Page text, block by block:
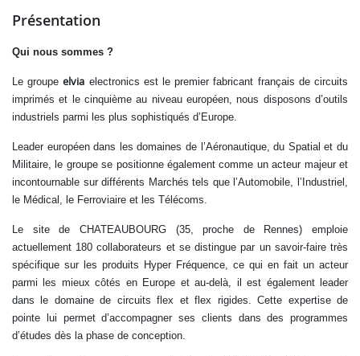
présentation
Qui nous sommes ?
Le groupeelvia electronics est le premier fabricant français de circuits
imprimés et le cinquième au niveau européen, nous disposons d’outils
industriels parmi les plus sophistiqués d’Europe.
Leader européen dans les domaines de l’Aéronautique, du Spatial et du
Militaire, le groupe se positionne également comme un acteur majeur et
incontournable sur différents Marchés tels que l’Automobile, l’Industriel,
le Médical, le Ferroviaire et les Télécoms.
Le site de CHATEAUBOURG (35, proche de Rennes) emploie
actuellement 180 collaborateurs et se distingue par un savoir-faire très
spécifique sur les produits Hyper Fréquence, ce qui en fait un acteur
parmi les mieux côtés en Europe et au-delà, il est également leader
dans le domaine de circuits flex et flex rigides. Cette expertise de
pointe lui permet d’accompagner ses clients dans des programmes
d’études dès la phase de conception.